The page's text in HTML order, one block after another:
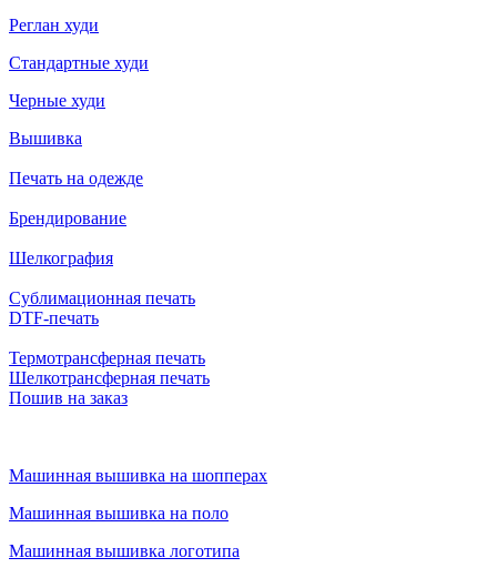
Реглан худи
Стандартные худи
Черные худи
Вышивка
Печать на одежде
Брендирование
Шелкография
Сублимационная печать
DTF-печать
Термотрансферная печать
Шелкотрансферная печать
Пошив на заказ
Машинная вышивка на шопперах
Машинная вышивка на поло
Машинная вышивка логотипа